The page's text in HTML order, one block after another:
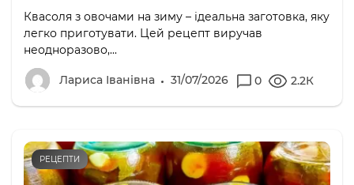
Квасоля з овочами на зиму – ідеальна заготовка, яку
легко приготувати. Цей рецепт виручав
неодноразово,...
Лариса Іванівна 31/07/2026 0 2.2К
РЕЦЕПТИ